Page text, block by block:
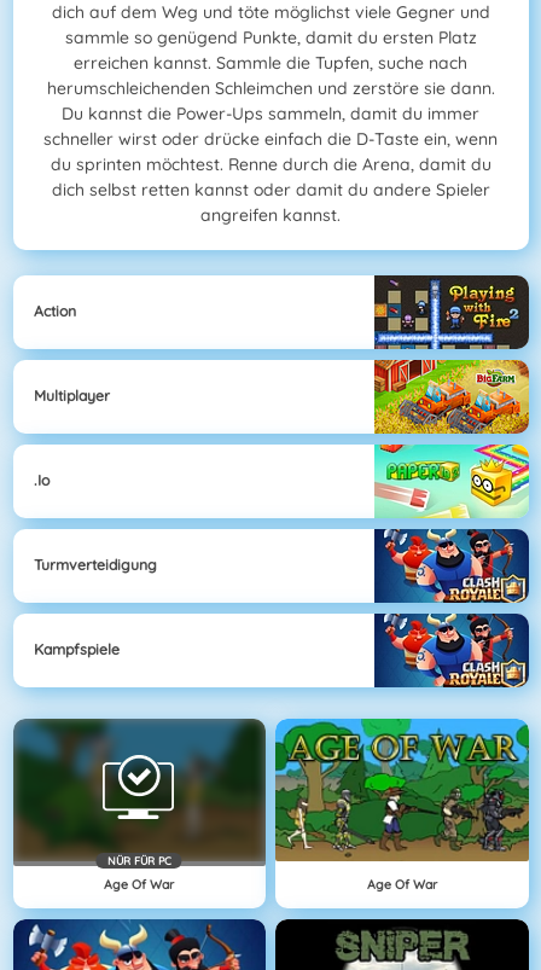
dich auf dem Weg und töte möglichst viele Gegner und
sammle so genügend Punkte, damit du ersten Platz
erreichen kannst. Sammle die Tupfen, suche nach
herumschleichenden Schleimchen und zerstöre sie dann.
Du kannst die Power-Ups sammeln, damit du immer
schneller wirst oder drücke einfach die D-Taste ein, wenn
du sprinten möchtest. Renne durch die Arena, damit du
dich selbst retten kannst oder damit du andere Spieler
angreifen kannst.
Action
Multiplayer
.io
Turmverteidigung
Kampfspiele
NÜR FÜR PC
Age Of War Age Of War